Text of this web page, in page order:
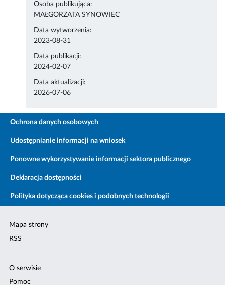
Osoba publikująca:
MAŁGORZATA SYNOWIEC
Data wytworzenia:
2023-08-31
Data publikacji:
2024-02-07
Data aktualizacji:
2026-07-06
Ochrona danych osobowych
Udostępnianie informacji na wniosek
Ponowne wykorzystywanie informacji sektora publicznego
Deklaracja dostępności
Polityka dotycząca cookies i podobnych technologii
Mapa strony
RSS
O serwisie
Pomoc